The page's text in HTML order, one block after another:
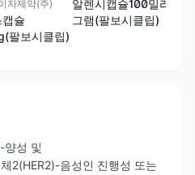
자제약(주)
슐
팔보시클립)
알렌시캡슐100밀리
그램(팔보시클립)
양성 및
2(HER2)-음성인 진행성 또는